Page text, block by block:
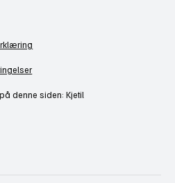
denne siden: Kjetil